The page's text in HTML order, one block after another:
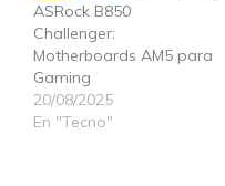
ASRock B850
Challenger:
Motherboards AM5 para
Gaming
20/08/2025
En "Tecno"